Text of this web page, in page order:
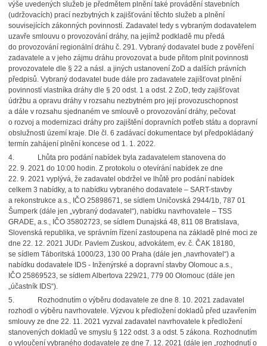
výše uvedených služeb je předmětem plnění také provádění stavebních
(udržovacích) prací nezbytných k zajišťování těchto služeb a plnění
souvisejících zákonných povinností. Zadavatel tedy s vybraným dodavatelem
uzavře smlouvu o provozování dráhy, na jejímž podkladě mu předá
do provozování regionální dráhu č. 291. Vybraný dodavatel bude z pověření
zadavatele a v jeho zájmu dráhu provozovat a bude přitom plnit povinnosti
provozovatele dle § 22 a násl. a jiných ustanovení ZoD a dalších právních
předpisů. Vybraný dodavatel bude dále pro zadavatele zajišťovat plnění
povinností vlastníka dráhy dle § 20 odst. 1 a odst. 2 ZoD, tedy zajišťovat
údržbu a opravu dráhy v rozsahu nezbytném pro její provozuschopnost
a dále v rozsahu sjednaném ve smlouvě o provozování dráhy, pečovat
o rozvoj a modernizaci dráhy pro zajištění dopravních potřeb státu a dopravní
obslužnosti území kraje. Dle čl. 6 zadávací dokumentace byl předpokládaný
termín zahájení plnění koncese od 1. 1. 2022.
4. Lhůta pro podání nabídek byla zadavatelem stanovena do
22. 9. 2021 do 10:00 hodin. Z protokolu o otevírání nabídek ze dne
22. 9. 2021 vyplývá, že zadavatel obdržel ve lhůtě pro podání nabídek
celkem 3 nabídky, a to nabídku vybraného dodavatele – SART-stavby
a rekonstrukce a.s., IČO 25898671, se sídlem Uničovská 2944/1b, 787 01
Šumperk (dále jen „vybraný dodavatel“), nabídku navrhovatele – TSS
GRADE, a.s., IČO 35802723, se sídlem Dunajská 48, 811 08 Bratislava,
Slovenská republika, ve správním řízení zastoupena na základě plné moci ze
dne 22. 12. 2021 JUDr. Pavlem Zuskou, advokátem, ev. č. ČAK 18180,
se sídlem Táboritská 1000/23, 130 00 Praha (dále jen „navrhovatel“) a
nabídku dodavatele IDS - Inženýrské a dopravní stavby Olomouc a.s.,
IČO 25869523, se sídlem Albertova 229/21, 779 00 Olomouc (dále jen
„účastník IDS“).
5. Rozhodnutím o výběru dodavatele ze dne 8. 10. 2021 zadavatel
rozhodl o výběru navrhovatele. Výzvou k předložení dokladů před uzavřením
smlouvy ze dne 22. 11. 2021 vyzval zadavatel navrhovatele k předložení
stanovených dokladů ve smyslu § 122 odst. 3 a odst. 5 zákona. Rozhodnutím
o vyloučení vybraného dodavatele ze dne 7. 12. 2021 (dále jen „rozhodnutí o